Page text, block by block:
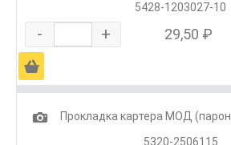
5428-1203027-10
- + 29,50 ₽
Ä
1
Прокладка картера МОД
5320-2506115